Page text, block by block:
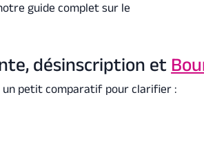
guide complet sur le
désinscription et
un petit comparatif pour clarifier :